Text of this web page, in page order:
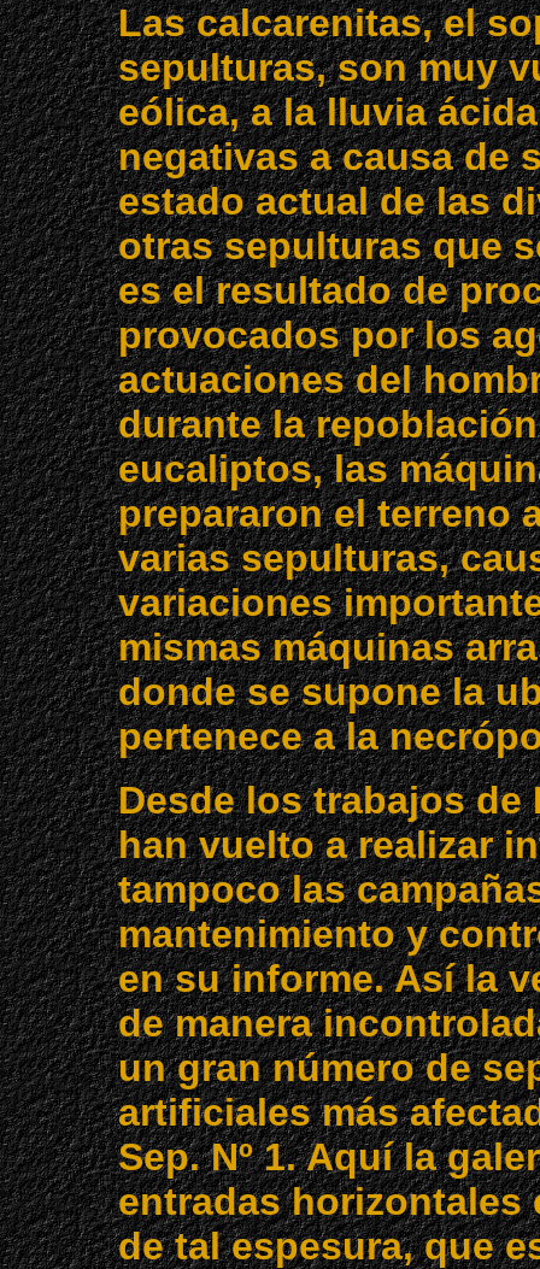
Las calcarenitas, el
sepulturas, son muy
eólica, a la lluvia
negativas a causa de
estado actual de las
otras sepulturas que
es el resultado de
provocados por los
actuaciones del
durante la
eucaliptos, las
prepararon el terreno
varias sepulturas,
variaciones
mismas máquinas
donde se supone la
pertenece a la
Desde los trabajos de
han vuelto a realizar
tampoco las
mantenimiento y
en su informe. Así la
de manera
un gran número de
artificiales más
Sep. Nº 1. Aquí la
entradas horizontales
de tal espesura, que